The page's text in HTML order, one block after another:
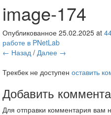
image-174
Опубликованное 25.02.2025 at
работе в PNetLab
← Назад / Далее →
Трекбек не доступен оставить
Добавить
Для отправки комментария вам